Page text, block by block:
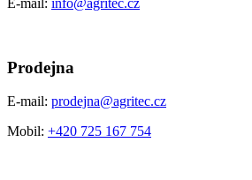
E-mail: info@agritec.cz
Prodejna
E-mail: prodejna@agritec.cz
Mobil: +420 725 167 754